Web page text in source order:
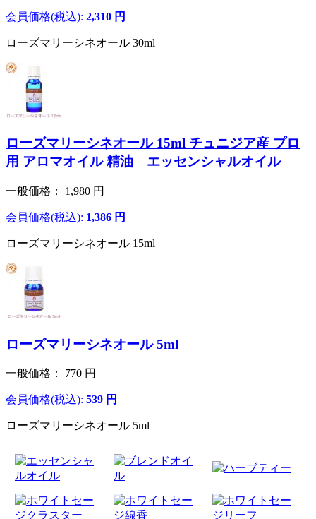
会員価格(税込): 2,310 円
ローズマリーシネオール 30ml
ローズマリーシネオール 15ml チュニジア産 プロ
用 アロマオイル 精油 エッセンシャルオイル
一般価格： 1,980 円
会員価格(税込): 1,386 円
ローズマリーシネオール 15ml
ローズマリーシネオール 5ml
一般価格： 770 円
会員価格(税込): 539 円
ローズマリーシネオール 5ml